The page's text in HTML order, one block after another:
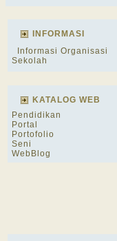
INFORMASI
Informasi Organisasi
Sekolah
KATALOG WEB
Pendidikan
Portal
Portofolio
Seni
WebBlog